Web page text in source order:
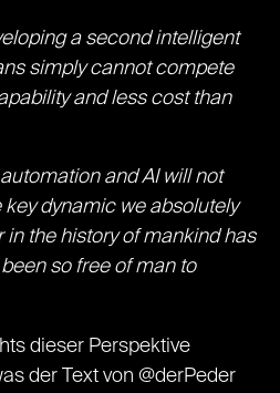
a second intelligent
simply cannot compete
and less cost than
and AI will not
key dynamic we absolutely
in the history of mankind has
so free of man to
dieser Perspektive
der Text von @derPeder